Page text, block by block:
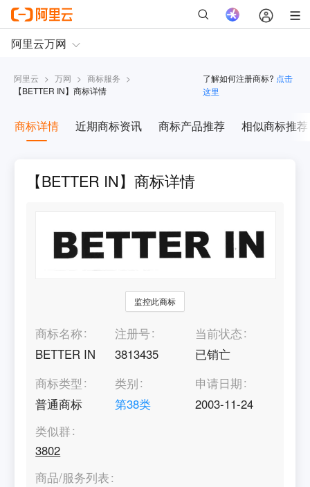
阿里云 > 万网 > 商标服务 >
【BETTER IN】商标详情
了解如何注册商标? 点击
这里
商标详情 近期商标资讯 商标产品推荐 相似商标推荐
【BETTER IN】商标详情
监控此商标
商标名称
BETTER IN
注册号
3813435
当前状态
已销亡
商标类型
普通商标
类别
第38类
申请日期
2003-11-24
类似群
3802
商品/服务列表